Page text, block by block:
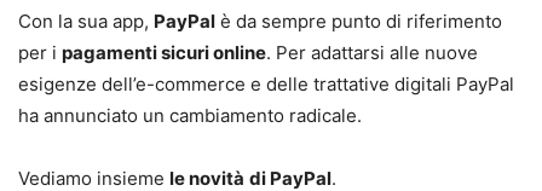
Con la sua app, PayPal è da sempre punto di riferimento
per i pagamenti sicuri online. Per adattarsi alle nuove
esigenze dell’e-commerce e delle trattative digitali PayPal
ha annunciato un cambiamento radicale.
Vediamo insieme le novità di PayPal.